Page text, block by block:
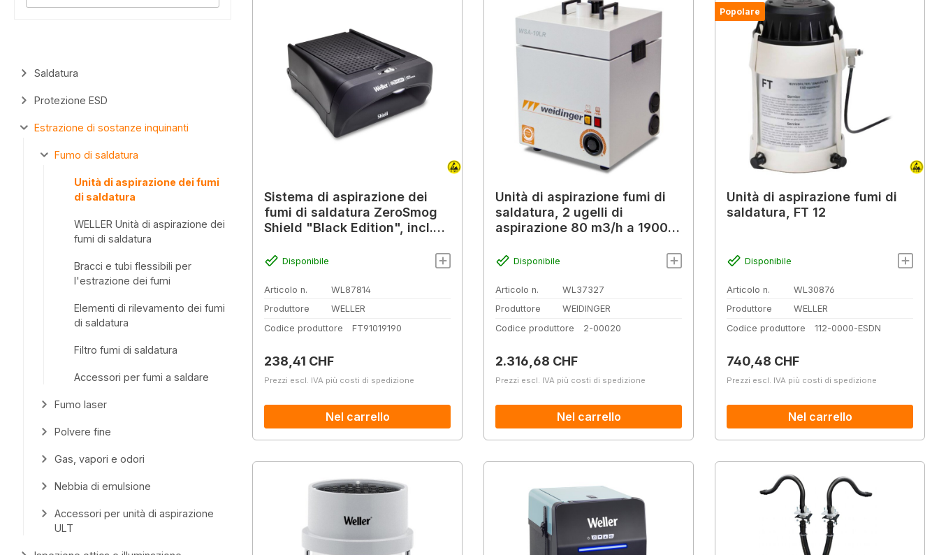
Saldatura
Protezione ESD
Estrazione di sostanze inquinanti
Fumo di saldatura
Unità di aspirazione dei fumi
di saldatura
WELLER Unità di aspirazione dei
fumi di saldatura
Bracci e tubi flessibili per
l'estrazione dei fumi
Elementi di rilevamento dei fumi
di saldatura
Filtro fumi di saldatura
Accessori per fumi a saldare
Fumo laser
Polvere fine
Gas, vapori e odori
Nebbia di emulsione
Accessori per unità di aspirazione
ULT
Sistema di aspirazione dei
fumi di saldatura ZeroSmog
Shield "Black Edition", incl.
Disponibile
Articolo n.
WL87814
Produttore
WELLER
Codice produttore
FT91019190
Prezzo normale:
238,41 CHF
Prezzi escl. IVA più costi di spedizione
Nel carrello
Unità di aspirazione fumi di
saldatura, 2 ugelli di
aspirazione 80 m3/h a 1900
Disponibile
Articolo n.
WL37327
Produttore
WEIDINGER
Codice produttore
2-00020
Prezzo normale:
2.316,68 CHF
Prezzi escl. IVA più costi di spedizione
Nel carrello
Popolare
Unità di aspirazione fumi di
saldatura, FT 12
Disponibile
Articolo n.
WL30876
Produttore
WELLER
Codice produttore
112-0000-ESDN
Prezzo normale:
740,48 CHF
Prezzi escl. IVA più costi di spedizione
Nel carrello